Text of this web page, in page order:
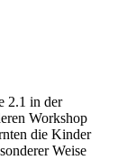
2.1 in der
Workshop
die Kinder
Weise